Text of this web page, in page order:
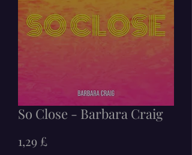
So Close - Barbara Craig
1,29 £Τιμή